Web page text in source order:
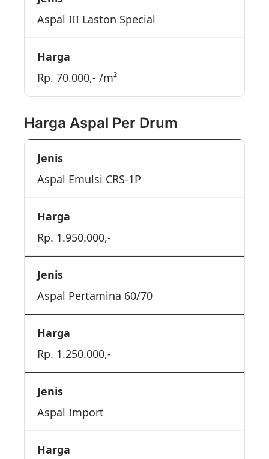
Aspal III Laston Special
Rp. 70.000,- /m²
Harga Aspal Per Drum
Aspal Emulsi CRS-1P
Rp. 1.950.000,-
Aspal Pertamina 60/70
Rp. 1.250.000,-
Aspal Import